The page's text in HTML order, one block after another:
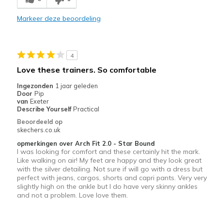
Markeer deze beoordeling
4
Love these trainers. So comfortable
Ingezonden 1 jaar geleden
Door Pip
van Exeter
Describe Yourself Practical
Beoordeeld op
skechers.co.uk
opmerkingen over Arch Fit 2.0 - Star Bound
I was looking for comfort and these certainly hit the mark.
Like walking on air! My feet are happy and they look great
with the silver detailing. Not sure if will go with a dress but
perfect with jeans, cargos, shorts and capri pants. Very very
slightly high on the ankle but I do have very skinny ankles
and not a problem. Love love them.